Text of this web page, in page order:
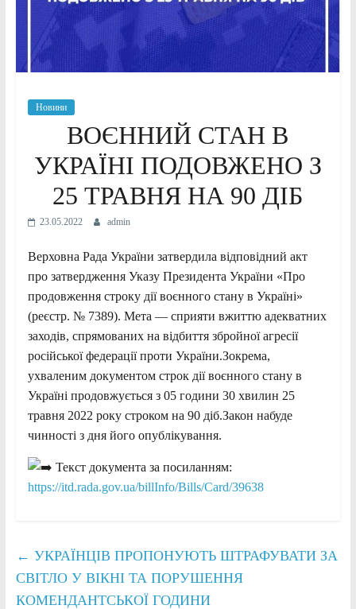
Новини
ВОЄННИЙ СТАН В
УКРАЇНІ ПОДОВЖЕНО З
25 ТРАВНЯ НА 90 ДІБ
23.05.2022 admin
Верховна Рада України затвердила відповідний акт
про затвердження Указу Президента України «Про
продовження строку дії воєнного стану в Україні»
(реєстр. № 7389). Мета — сприяти вжиттю адекватних
заходів, спрямованих на відбиття збройної агресії
російської федерації проти України.Зокрема,
ухваленим документом строк дії воєнного стану в
Україні продовжується з 05 години 30 хвилин 25
травня 2022 року строком на 90 діб.Закон набуде
чинності з дня його опублікування.
Текст документа за посиланням:
https://itd.rada.gov.ua/billInfo/Bills/Card/39638
← УКРАЇНЦІВ ПРОПОНУЮТЬ ШТРАФУВАТИ ЗА
СВІТЛО У ВІКНІ ТА ПОРУШЕННЯ
КОМЕНДАНТСЬКОЇ ГОДИНИ